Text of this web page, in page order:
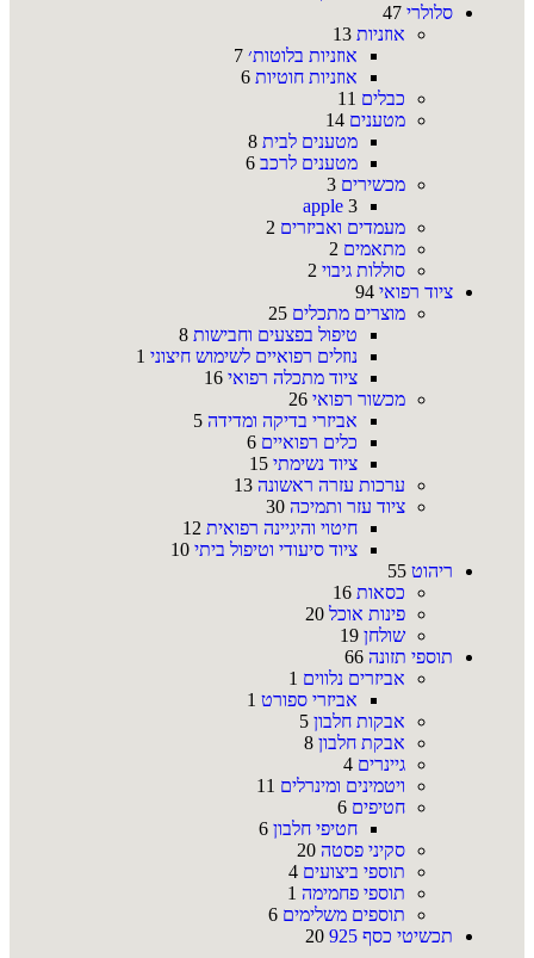
סלולרי 47
אוזניות 13
אוזניות בלוטות׳ 7
אוזניות חוטיות 6
כבלים 11
מטענים 14
מטענים לבית 8
מטענים לרכב 6
מכשירים 3
apple 3
מעמדים ואביזרים 2
מתאמים 2
סוללות גיבוי 2
ציוד רפואי 94
מוצרים מתכלים 25
טיפול בפצעים וחבישות 8
נוזלים רפואיים לשימוש חיצוני 1
ציוד מתכלה רפואי 16
מכשור רפואי 26
אביזרי בדיקה ומדידה 5
כלים רפואיים 6
ציוד נשימתי 15
ערכות עזרה ראשונה 13
ציוד עזר ותמיכה 30
חיטוי והיגיינה רפואית 12
ציוד סיעודי וטיפול ביתי 10
ריהוט 55
כסאות 16
פינות אוכל 20
שולחן 19
תוספי תזונה 66
אביזרים נלווים 1
אביזרי ספורט 1
אבקות חלבון 5
אבקת חלבון 8
גיינרים 4
ויטמינים ומינרלים 11
חטיפים 6
חטיפי חלבון 6
סקיני פסטה 20
תוספי ביצועים 4
תוספי פחמימה 1
תוספים משלימים 6
תכשיטי כסף 925
20